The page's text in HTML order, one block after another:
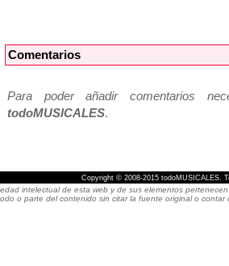
Comentarios
Para poder añadir comentarios
todoMUSICALES.
Copyright © 2008-2015 todoMUSICALES.
intelectual de esta web y de sus elementos
o parte del contenido sin citar la fuente original o